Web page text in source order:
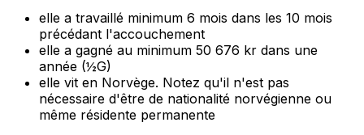
elle a travaillé minimum 6 mois dans les 10 mois
précédant l'accouchement
elle a gagné au minimum 50 676 kr dans une
année (½G)
elle vit en Norvège. Notez qu'il n'est pas
nécessaire d'être de nationalité norvégienne ou
même résidente permanente